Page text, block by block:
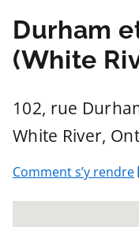
Durham
(White
102, rue
White River,
Comment s’y rendre